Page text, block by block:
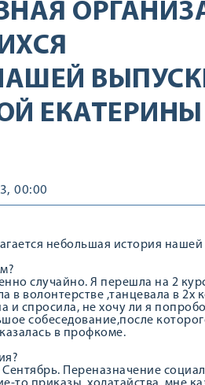
ЕКАТЕРИНЫ
00:00
небольшая история
случайно. Я перешла на 2
в волонтерстве ,танцевала в 2х
и спросила, не хочу ли я
собеседование,после
в профкоме.
Сентябрь. Переназначение